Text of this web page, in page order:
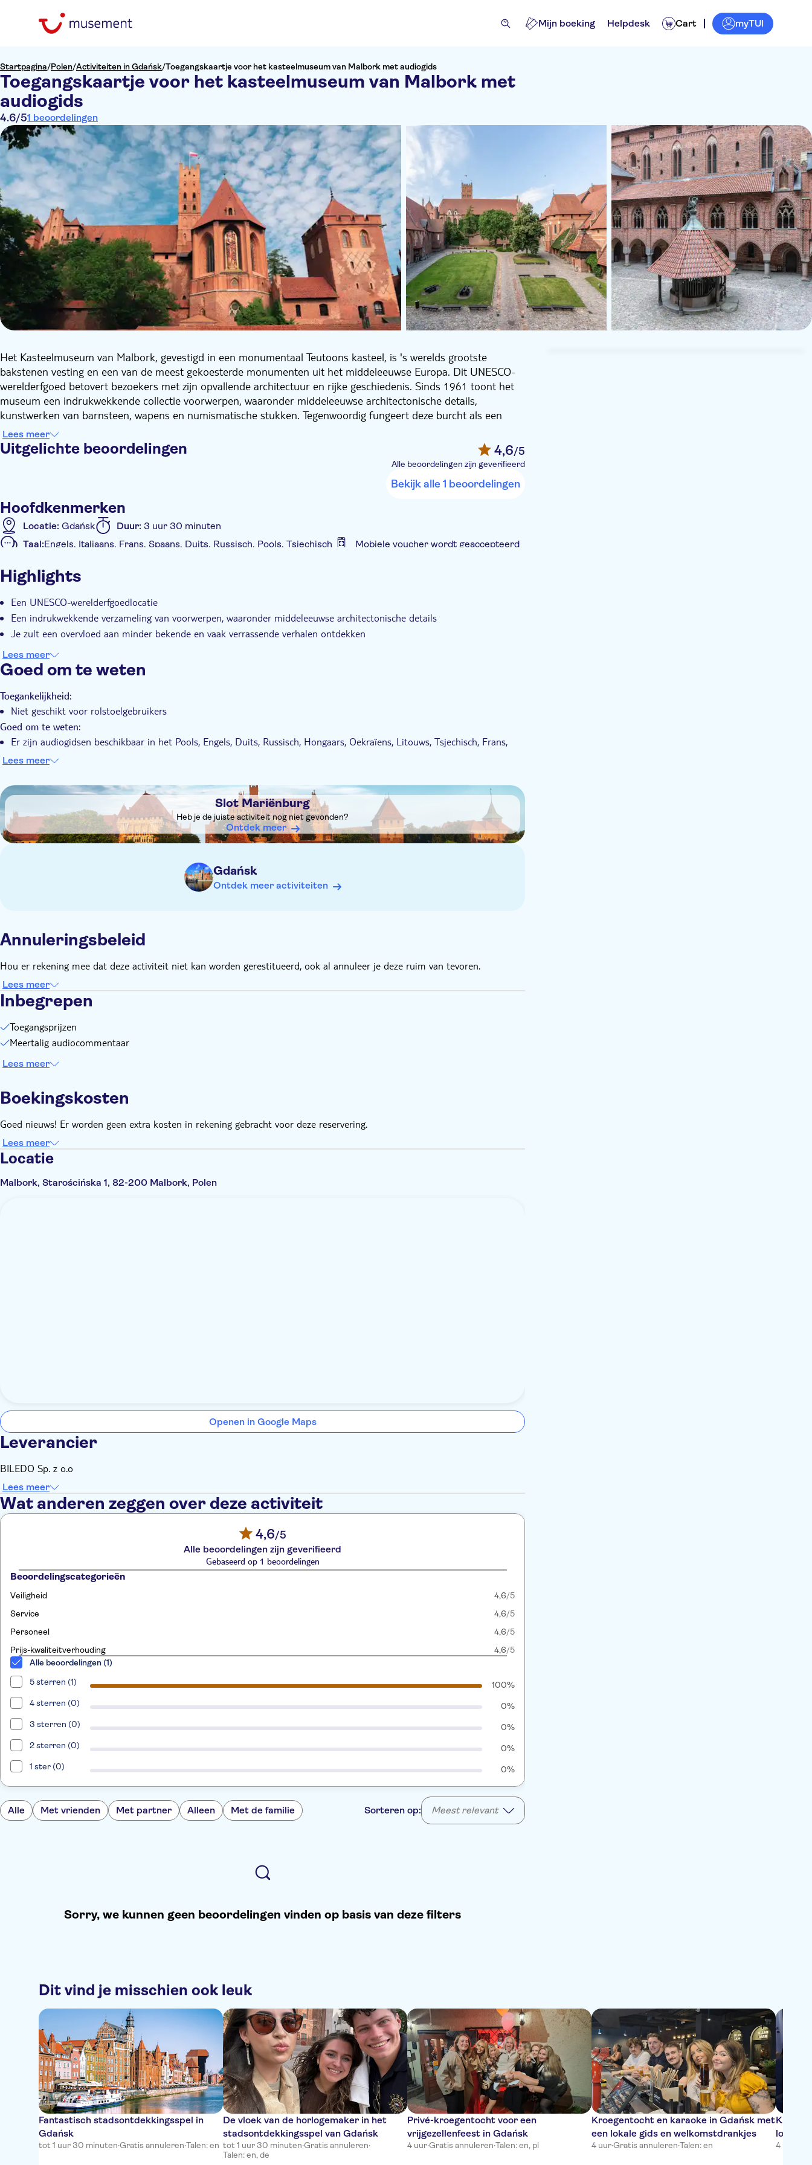
Mijn boeking Helpdesk Cart myTUI
Startpagina/Polen/Activiteiten in Gdańsk/Toegangskaartje voor het kasteelmuseum van Malbork met audiogids
Toegangskaartje voor het kasteelmuseum van Malbork met
audiogids
4.6/51 beoordelingen
Het Kasteelmuseum van Malbork, gevestigd in een monumentaal Teutoons kasteel, is 's werelds grootste
bakstenen vesting en een van de meest gekoesterde monumenten uit het middeleeuwse Europa. Dit UNESCO-
werelderfgoed betovert bezoekers met zijn opvallende architectuur en rijke geschiedenis. Sinds 1961 toont het
museum een indrukwekkende collectie voorwerpen, waaronder middeleeuwse architectonische details,
kunstwerken van barnsteen, wapens en numismatische stukken. Tegenwoordig fungeert deze burcht als een
bruisend cultureel centrum, dat jaarlijks honderdduizenden bezoekers trekt met zijn onvergetelijke
tentoonstellingen en evenementen tegen een achtergrond die doordrenkt is van geschiedenis.
Gedurende ongeveer drieënhalf uur duik je in het tumultueuze verleden van de vesting en verken je zeven
eeuwen geschiedenis van deze opmerkelijke locatie. Tijdens je tocht ontdek je een overvloed aan minder
bekende en vaak verrassende verhalen die blijven verbazen, inspireren en tot nadenken stemmen. Het is een
ervaring die je nog lang bijblijft. De historische route omvat het volledige wandelparcours.
Lees meer
Uitgelichte beoordelingen 4,6/5
Alle beoordelingen zijn geverifieerd
Bekijk alle 1 beoordelingen
Hoofdkenmerken
Locatie: Gdańsk Duur: 3 uur 30 minuten
Taal:Engels, Italiaans, Frans, Spaans, Duits, Russisch, Pools, Tsjechisch Mobiele voucher wordt geaccepteerd
Instant confirmation
Highlights
Een UNESCO-werelderfgoedlocatie
Een indrukwekkende verzameling van voorwerpen, waaronder middeleeuwse architectonische details
Je zult een overvloed aan minder bekende en vaak verrassende verhalen ontdekken
Lees meer
Goed om te weten
Toegankelijkheid:
Niet geschikt voor rolstoelgebruikers
Goed om te weten:
Er zijn audiogidsen beschikbaar in het Pools, Engels, Duits, Russisch, Hongaars, Oekraïens, Litouws, Tsjechisch, Frans,
Er zijn kortingstickets beschikbaar voor in aanmerking komende groepen, waaronder studenten, senioren (65+) en
mensen met een handicap
Bij de ingang moet een geldig identiteitsbewijs of een bewijs van recht op korting worden getoond
Lees meer
DSA1Slot Mariënburg
Slot Mariënburg
Heb je de juiste activiteit nog niet gevonden?
Ontdek meer
Gdańsk
Ontdek meer activiteiten
Annuleringsbeleid
Hou er rekening mee dat deze activiteit niet kan worden gerestitueerd, ook al annuleer je deze ruim van tevoren.
Lees meer
Inbegrepen
Toegangsprijzen
Meertalig audiocommentaar
Lees meer
Boekingskosten
Goed nieuws! Er worden geen extra kosten in rekening gebracht voor deze reservering.
Lees meer
Locatie
Malbork, Starościńska 1, 82-200 Malbork, Polen
Openen in Google Maps
Leverancier
BILEDO Sp. z o.o
Lees meer
Wat anderen zeggen over deze activiteit
4,6/5
Alle beoordelingen zijn geverifieerd
Gebaseerd op 1 beoordelingen
Beoordelingscategorieën
Veiligheid 4,6/5
Service
4,6/5
Personeel
4,6/5
Prijs-kwaliteitverhouding
4,6/5
Alle beoordelingen (1)
5 sterren (1)
100%
4 sterren (0)
0%
3 sterren (0)
0%
2 sterren (0)
0%
1 ster (0)
0%
Alle Met vrienden Met partner Alleen Met de familie Sorteren op: Meest relevant
Sorry, we kunnen geen beoordelingen vinden op basis van deze filters
Dit vind je misschien ook leuk
Fantastisch stadsontdekkingsspel in
Gdańsk
tot 1 uur 30 minuten·Gratis annuleren·Talen: en
De vloek van de horlogemaker in het
stadsontdekkingsspel van Gdańsk
tot 1 uur 30 minuten·Gratis annuleren·
Talen: en, de
Privé-kroegentocht voor een
vrijgezellenfeest in Gdańsk
4 uur·Gratis annuleren·Talen: en, pl
Kroegentocht en karaoke in Gdańsk met
een lokale gids en welkomstdrankjes
4 uur·Gratis annuleren·Talen: en
lokale
4 uur